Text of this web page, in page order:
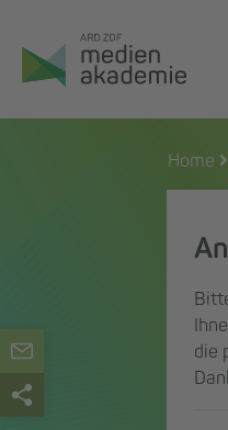
Inhalt
springen
Home
die